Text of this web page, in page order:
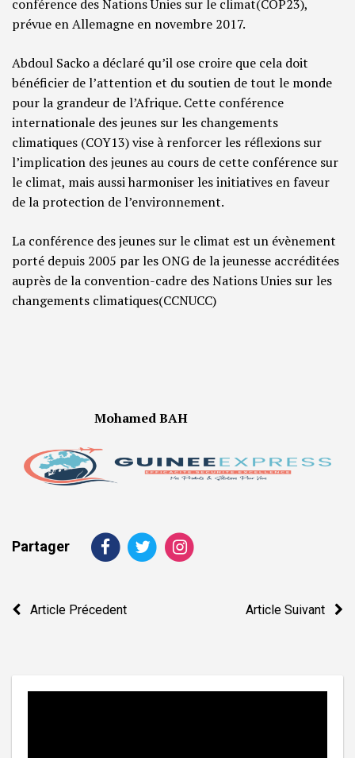
conférence des Nations Unies sur le climat(COP23),
prévue en Allemagne en novembre 2017.
Abdoul Sacko a déclaré qu’il ose croire que cela doit
bénéficier de l’attention et du soutien de tout le monde
pour la grandeur de l’Afrique. Cette conférence
internationale des jeunes sur les changements
climatiques (COY13) vise à renforcer les réflexions sur
l’implication des jeunes au cours de cette conférence sur
le climat, mais aussi harmoniser les initiatives en faveur
de la protection de l’environnement.
La conférence des jeunes sur le climat est un évènement
porté depuis 2005 par les ONG de la jeunesse accréditées
auprès de la convention-cadre des Nations Unies sur les
changements climatiques(CCNUCC)
Mohamed BAH
Partager
Navigation
Article Précedent Article Suivant